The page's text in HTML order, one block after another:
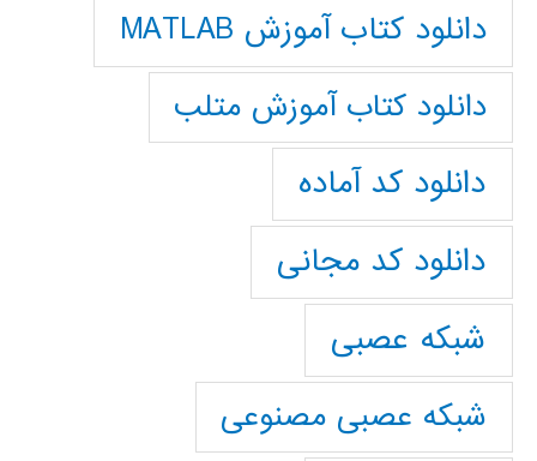
دانلود کتاب آموزش MATLAB
دانلود کتاب آموزش متلب
دانلود کد آماده
دانلود کد مجانی
شبکه عصبی
شبکه عصبی مصنوعی